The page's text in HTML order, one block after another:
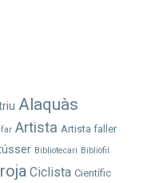
Alaquàs
Artista Artista faller
Bibliotecari Bibliòfil
Ciclista Científic